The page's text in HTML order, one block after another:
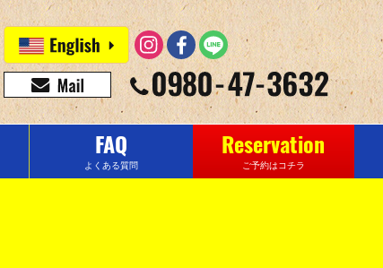
FAQ
よくある質問
Reservation
ご予約はコチラ